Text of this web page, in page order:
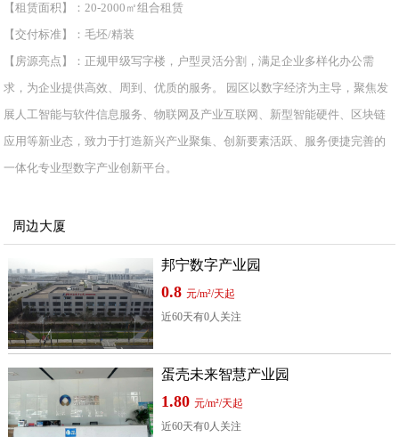
【租赁面积】：20-2000㎡组合租赁
【交付标准】：毛坯/精装
【房源亮点】：正规甲级写字楼，户型灵活分割，满足企业多样化办公需
求，为企业提供高效、周到、优质的服务。 园区以数字经济为主导，聚焦发
展人工智能与软件信息服务、物联网及产业互联网、新型智能硬件、区块链
应用等新业态，致力于打造新兴产业聚集、创新要素活跃、服务便捷完善的
一体化专业型数字产业创新平台。
周边大厦
邦宁数字产业园
0.8 元/m²/天起
近60天有0人关注
蛋壳未来智慧产业园
1.80 元/m²/天起
近60天有0人关注